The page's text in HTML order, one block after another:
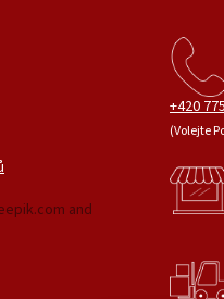
and
+420
(Volejte